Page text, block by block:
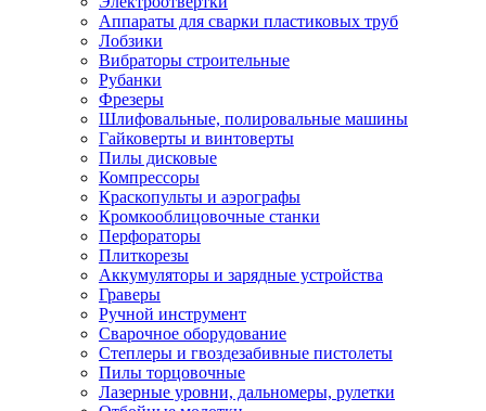
Аппараты для сварки пластиковых труб
Лобзики
Вибраторы строительные
Рубанки
Фрезеры
Шлифовальные, полировальные машины
Гайковерты и винтоверты
Пилы дисковые
Компрессоры
Краскопульты и аэрографы
Кромкооблицовочные станки
Перфораторы
Плиткорезы
Аккумуляторы и зарядные устройства
Граверы
Ручной инструмент
Сварочное оборудование
Степлеры и гвоздезабивные пистолеты
Пилы торцовочные
Лазерные уровни, дальномеры, рулетки